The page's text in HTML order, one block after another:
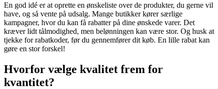
En god idé er at oprette en ønskeliste over de produkter, du gerne vil
have, og så vente på udsalg. Mange butikker kører særlige
kampagner, hvor du kan få rabatter på dine ønskede varer. Det
kræver lidt tålmodighed, men belønningen kan være stor. Og husk at
tjekke for rabatkoder, før du gennemfører dit køb. En lille rabat kan
gøre en stor forskel!
Hvorfor vælge kvalitet frem for
kvantitet?